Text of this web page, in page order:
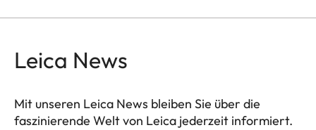
Leica News
Mit unseren Leica News bleiben Sie über die
faszinierende Welt von Leica jederzeit informiert.